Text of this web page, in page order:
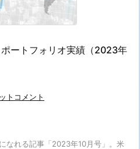
ートフォリオ実績（2023年
トコメント
なれる記事「2023年10月号」。米